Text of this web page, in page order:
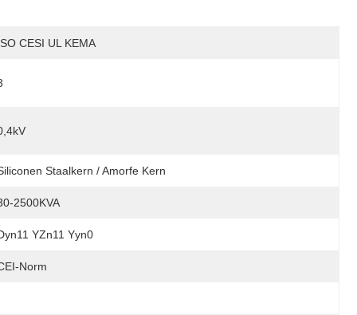
CESI UL KEMA
Staalkern / Amorfe Kern
2500KVA
YZn11 Yyn0
Norm